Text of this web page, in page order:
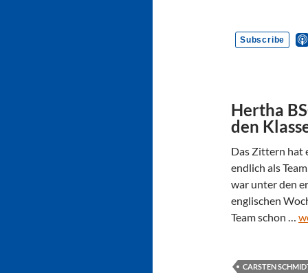
Hertha
den
Das Zittern hat
endlich als
war unter den
englischen
Team schon …
CARSTEN